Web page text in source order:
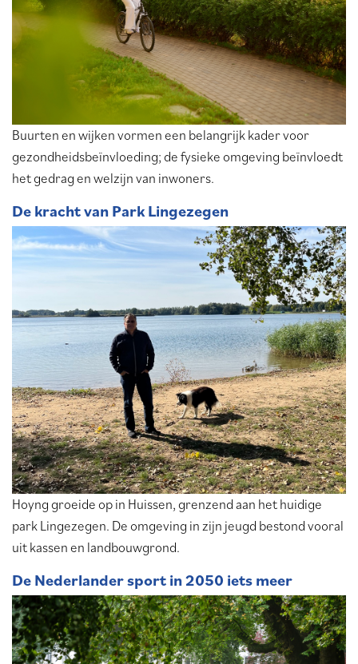
Buurten en wijken vormen een belangrijk kader voor
gezondheidsbeïnvloeding; de fysieke omgeving beïnvloedt
het gedrag en welzijn van inwoners.
De kracht van Park Lingezegen
Hoyng groeide op in Huissen, grenzend aan het huidige
park Lingezegen. De omgeving in zijn jeugd bestond vooral
uit kassen en landbouwgrond.
De Nederlander sport in 2050 iets meer